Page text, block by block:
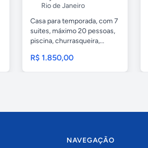
Rio de Janeiro
Casa para temporada, com 7
suites, máximo 20 pessoas,
piscina, churrasqueira,...
R$ 1.850,00
NAVEGAÇÃO